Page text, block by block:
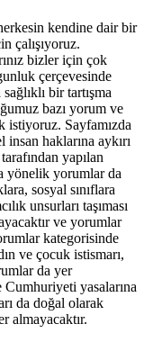
kendine dair bir
çalışıyoruz.
bizler için çok
çerçevesinde
bir tartışma
bazı yorum ve
istiyoruz. Sayfamızda
haklarına aykırı
yapılan
yönelik yorumlar da
sosyal sınıflara
unsurları taşıması
ve yorumlar
kategorisinde
ve çocuk istismarı,
da yer
yasalarına
da doğal olarak
almayacaktır.